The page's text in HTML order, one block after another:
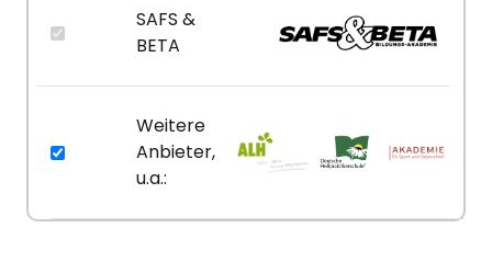
SAFS &
BETA
Weitere
Anbieter,
u.a.: